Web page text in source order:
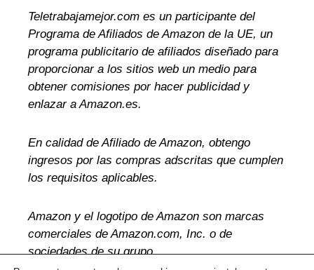
Teletrabajamejor.com es un participante del
Programa de Afiliados de Amazon de la UE, un
programa publicitario de afiliados diseñado para
proporcionar a los sitios web un medio para
obtener comisiones por hacer publicidad y
enlazar a Amazon.es.
En calidad de Afiliado de Amazon, obtengo
ingresos por las compras adscritas que cumplen
los requisitos aplicables.
Amazon y el logotipo de Amazon son marcas
comerciales de Amazon.com, Inc. o de
sociedades de su grupo.